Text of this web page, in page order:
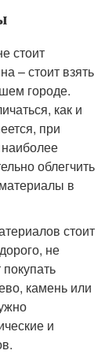
стоит
– стоит взять
городе.
как и
при
облегчить
в
стоит
не
камень или
и